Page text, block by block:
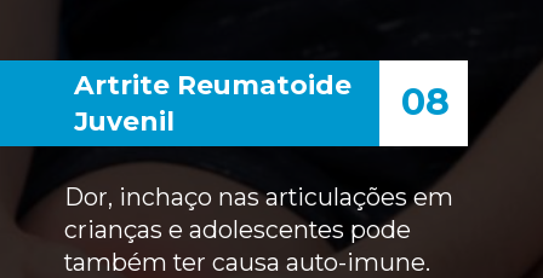
Artrite Reumatoide
Juvenil
Dor, inchaço nas articulações em
crianças e adolescentes pode
também ter causa auto-imune.
08